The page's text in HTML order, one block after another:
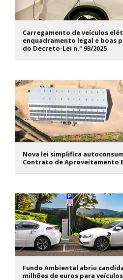
Carregamento de veículos
enquadramento legal e boas
do Decreto-Lei n.º 93/2025
Nova lei simplifica
Contrato de Aproveitamento
Fundo Ambiental abriu
milhões de euros para